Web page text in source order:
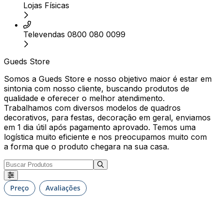
Lojas Físicas
Televendas 0800 080 0099
Gueds Store
Somos a Gueds Store e nosso objetivo maior é estar em
sintonia com nosso cliente, buscando produtos de
qualidade e oferecer o melhor atendimento.
Trabalhamos com diversos modelos de quadros
decorativos, para festas, decoração em geral, enviamos
em 1 dia útil após pagamento aprovado. Temos uma
logística muito eficiente e nos preocupamos muito com
a forma que o produto chegara na sua casa.
Preço Avaliações